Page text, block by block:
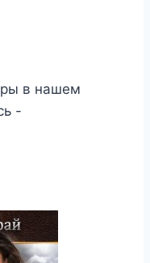
в нашем
-